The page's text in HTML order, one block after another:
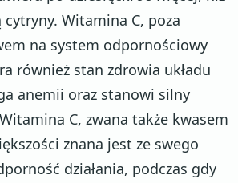
Witamina C, poza
na system odpornościowy
również stan zdrowia układu
anemii oraz stanowi silny
C, zwana także kwasem
znana jest ze swego
działania, podczas gdy